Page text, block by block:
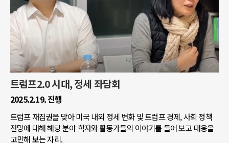
트럼프2.0 시대, 정세 좌담회
2025.2.19. 진행
트럼프 재집권을 맞아 미국 내외 정세 변화 및 트럼프 경제, 사회 정책
전망에 대해 해당 분야 학자와 활동가들의 이야기를 들어 보고 대응을
고민해 보는 자리.